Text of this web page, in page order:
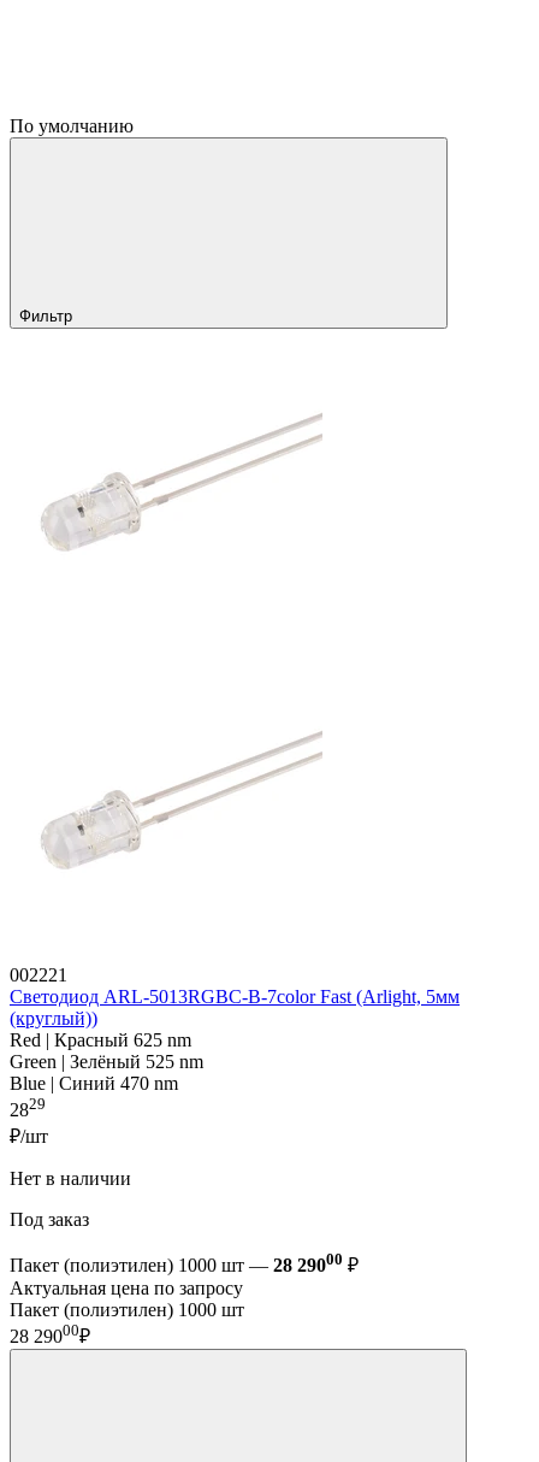
По умолчанию
Фильтр
002221
Светодиод ARL-5013RGBC-B-7color Fast (Arlight, 5мм
(круглый))
Red | Красный 625 nm
Green | Зелёный 525 nm
Blue | Синий 470 nm
2829
₽/шт
Нет в наличии
Под заказ
Пакет (полиэтилен) 1000 шт — 28 29000 ₽
Актуальная цена по запросу
Пакет (полиэтилен) 1000 шт
28 29000₽